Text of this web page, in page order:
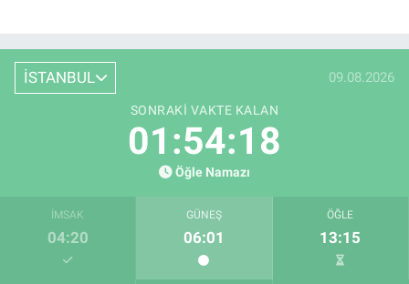
İSTANBUL 09.08.2026
SONRAKI VAKTE KALAN
01:54:17
Öğle Namazı
İMSAK
04:20
GÜNEŞ
06:01
ÖĞLE
13:15